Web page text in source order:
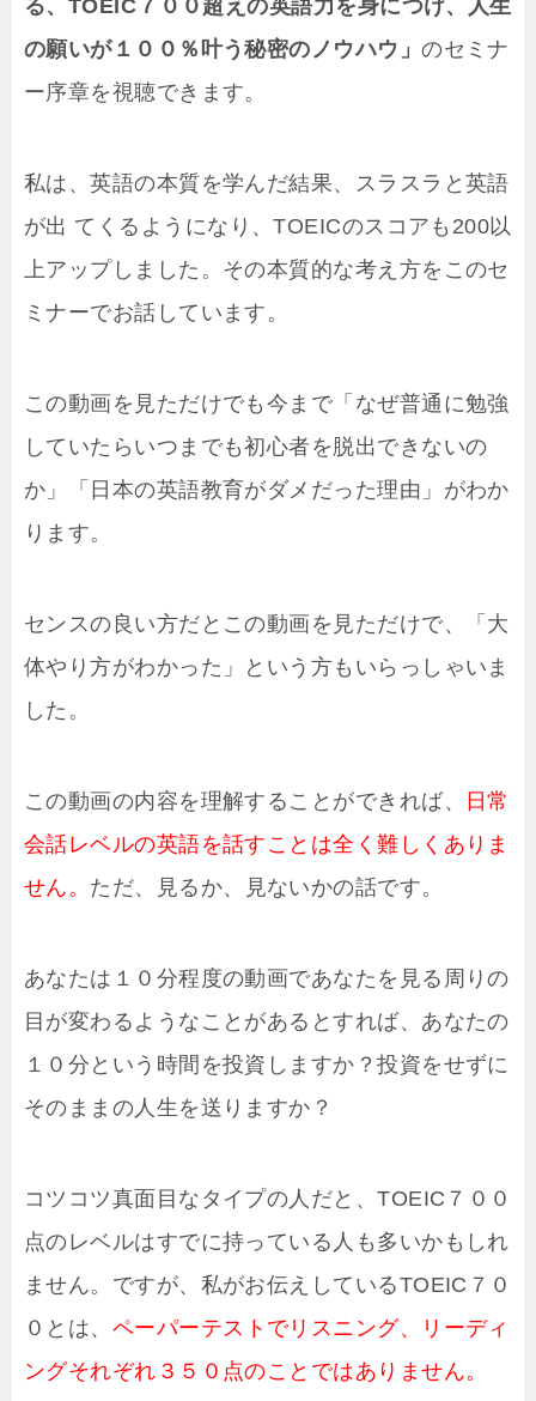
る、TOEIC７００超えの英語力を身につけ、人生
の願いが１００％叶う秘密のノウハウ」のセミナ
ー序章を視聴できます。
私は、英語の本質を学んだ結果、スラスラと英語
が出 てくるようになり、TOEICのスコアも200以
上アップしました。その本質的な考え方をこのセ
ミナーでお話しています。
この動画を見ただけでも今まで「なぜ普通に勉強
していたらいつまでも初心者を脱出できないの
か」「日本の英語教育がダメだった理由」がわか
ります。
センスの良い方だとこの動画を見ただけで、「大
体やり方がわかった」という方もいらっしゃいま
した。
この動画の内容を理解することができれば、
日常
会話レベルの英語を話すことは全く難しくありま
せん。 ただ、見るか、見ないかの話です。
あなたは１０分程度の動画であなたを見る周りの
目が変わるようなことがあるとすれば、あなたの
１０分という時間を投資しますか？投資をせずに
そのままの人生を送りますか？
コツコツ真面目なタイプの人だと、TOEIC７００
点のレベルはすでに持っている人も多いかもしれ
ません。ですが、私がお伝えしているTOEIC７０
０とは、 ペーパーテストでリスニング、リーディ
ングそれぞれ３５０点のことではありません。